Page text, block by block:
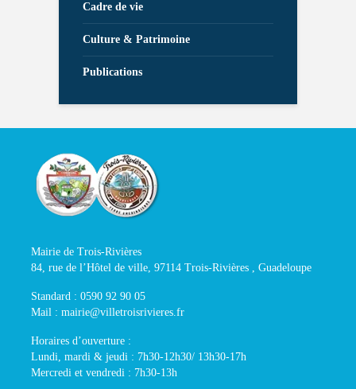
Cadre de vie
Culture & Patrimoine
Publications
Mairie de Trois-Rivières
84, rue de l’Hôtel de ville, 97114 Trois-Rivières , Guadeloupe
Standard : 0590 92 90 05
Mail : mairie@villetroisrivieres.fr
Horaires d’ouverture :
Lundi, mardi & jeudi : 7h30-12h30/ 13h30-17h
Mercredi et vendredi : 7h30-13h